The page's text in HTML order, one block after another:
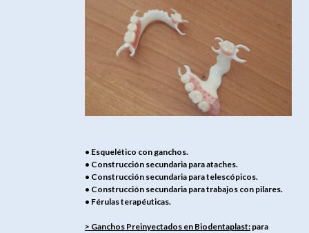
• Esquelético con ganchos.
• Construcción secundaria para ataches.
• Construcción secundaria para telescópicos.
• Construcción secundaria para trabajos con pilares.
• Férulas terapéuticas.
> Ganchos Preinyectados en Biodentaplast:para